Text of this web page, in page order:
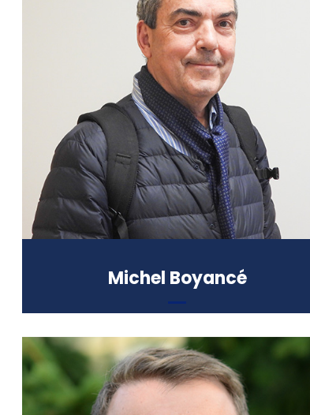
Michel Boyancé
Enseignant-chercheur, Doyen et
directeur émérite de l’Institut de
Philosophie Comparée
Formation :
Doctorat 3ème Cycle en
Démocratie de la Cité, démocratie
de l’État du Contrat (Université Paris
IV-Sorbonne), Licence canonique
(Angelicum, Italie)